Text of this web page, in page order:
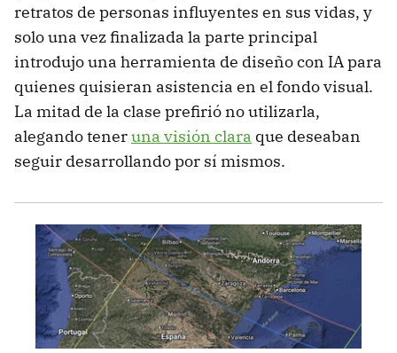
retratos de personas influyentes en sus vidas, y
solo una vez finalizada la parte principal
introdujo una herramienta de diseño con IA para
quienes quisieran asistencia en el fondo visual.
La mitad de la clase prefirió no utilizarla,
alegando teneruna visión clara que deseaban
seguir desarrollando por sí mismos.